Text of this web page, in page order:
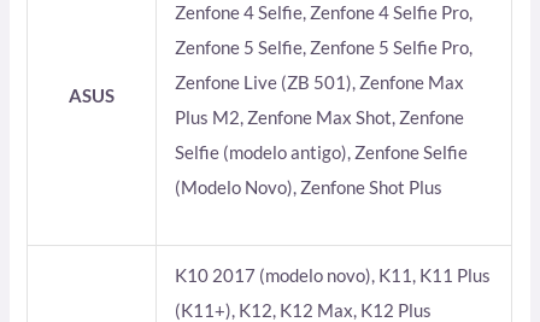
ASUS
Zenfone 4 Selfie, Zenfone 4 Selfie Pro,
Zenfone 5 Selfie, Zenfone 5 Selfie Pro,
Zenfone Live (ZB 501), Zenfone Max
Plus M2, Zenfone Max Shot, Zenfone
Selfie (modelo antigo), Zenfone Selfie
(Modelo Novo), Zenfone Shot Plus
K10 2017 (modelo novo), K11, K11 Plus
(K11+), K12, K12 Max, K12 Plus